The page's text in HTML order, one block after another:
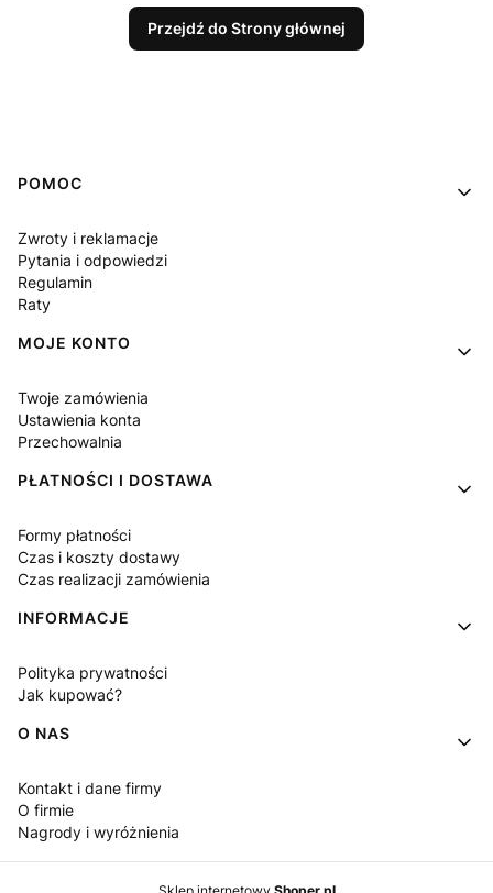
Przejdź do Strony głównej
Linki w stopce
POMOC
Zwroty i reklamacje
Pytania i odpowiedzi
Regulamin
Raty
MOJE KONTO
Twoje zamówienia
Ustawienia konta
Przechowalnia
PŁATNOŚCI I DOSTAWA
Formy płatności
Czas i koszty dostawy
Czas realizacji zamówienia
INFORMACJE
Polityka prywatności
Jak kupować?
O NAS
Kontakt i dane firmy
O firmie
Nagrody i wyróżnienia